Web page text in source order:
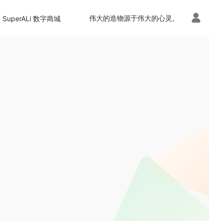
SuperALi 数字商城 伟大的造物源于伟大的心灵。